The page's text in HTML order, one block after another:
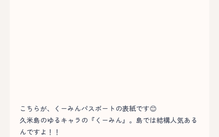
こちらが、くーみんパスポートの表紙です😊
久米島のゆるキャラの『くーみん』。島では結構人気ある
んですよ！！